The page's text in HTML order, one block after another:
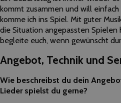
kommt zusammen und will
komme ich ins Spiel. Mit guter
die Situation angepassten Spielen
begleite euch, wenn gewünscht
Angebot, Technik und
Wie beschreibst du dein
Lieder spielst du gerne?